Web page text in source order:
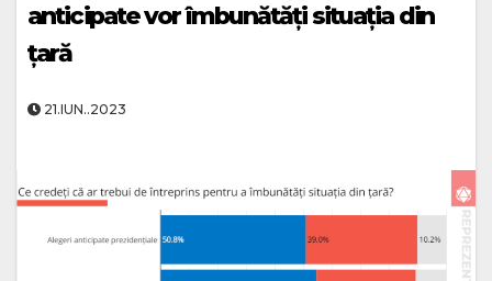
anticipate vor îmbunătăți situația din
țară
21.IUN..2023